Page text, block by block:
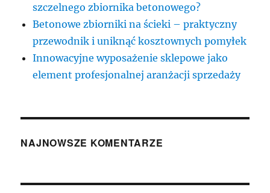
szczelnego zbiornika betonowego?
Betonowe zbiorniki na ścieki – praktyczny
przewodnik i uniknąć kosztownych pomyłek
Innowacyjne wyposażenie sklepowe jako
element profesjonalnej aranżacji sprzedaży
NAJNOWSZE KOMENTARZE